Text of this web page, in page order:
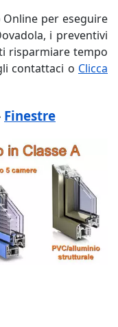
per eseguire
i preventivi
risparmiare tempo
contattaci o Clicca
Finestre